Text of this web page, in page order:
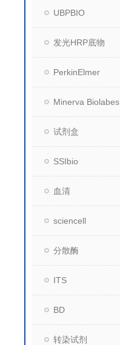
UBPBIO
发光HRP底物
PerkinElmer
Minerva Biolabes
试剂盒
SSIbio
血清
sciencell
分散酶
ITS
BD
转染试剂